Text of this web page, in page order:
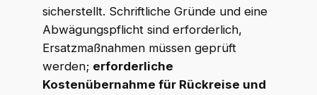
sicherstellt. Schriftliche Gründe und eine
Abwägungspflicht sind erforderlich,
Ersatzmaßnahmen müssen geprüft
werden; erforderliche
Kostenübernahme für Rückreise und